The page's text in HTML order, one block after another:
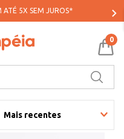
ATÉ 5X SEM JUROS*
0
Mais recentes